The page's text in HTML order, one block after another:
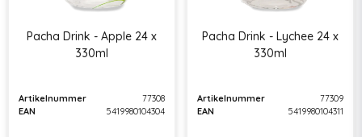
Pacha Drink - Apple 24 x
330ml
Artikelnummer
77308
EAN
5419980104304
Pacha Drink - Lychee 24 x
330ml
Artikelnummer
77309
EAN
5419980104311